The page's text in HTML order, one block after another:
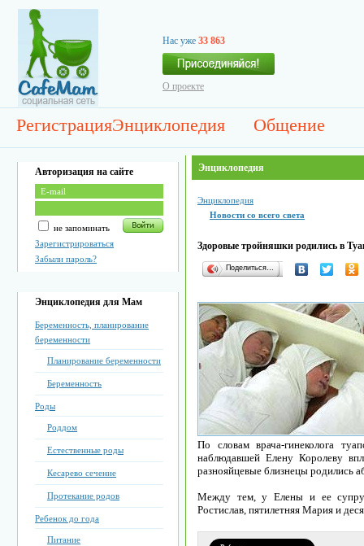
Нас уже 33 863
О проекте
РегистрацияЭнциклопедия Общение
Авторизация на сайте
не запоминать
Зарегистрироваться
Забыли пароль?
Энциклопедия для Мам
Беременность, планирование
беременности
Планирование беременности
Беременность
Роды
Роддом
Естественные роды
Кесарево сечение
Протекание родов
Ребенок до года
Питание
Энциклопедия
Энциклопедия
Новости со всего света
Здоровые тройняшки родились в
Поделиться…
По словам врача-гинеколога
наблюдавшей Елену Королеву
разнояйцевые близнецы
Между тем, у Елены и ее
Ростислав, пятилетняя Мария и